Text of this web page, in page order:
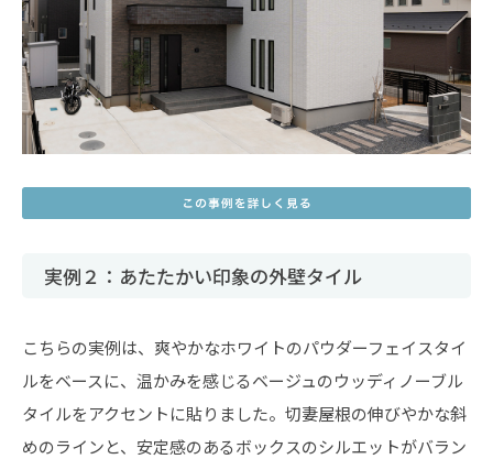
実例２：あたたかい印象の外壁タイル
こちらの実例は、爽やかなホワイトのパウダーフェイスタイ
ルをベースに、温かみを感じるベージュのウッディノーブル
タイルをアクセントに貼りました。切妻屋根の伸びやかな斜
めのラインと、安定感のあるボックスのシルエットがバラン